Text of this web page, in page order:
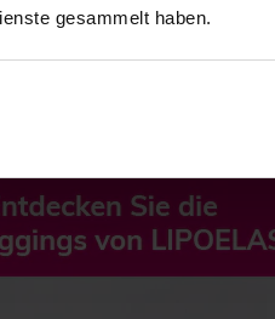
gesammelt haben.